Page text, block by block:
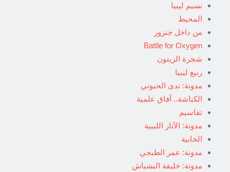
نسيم ليبيا
المحيط
من داخل جنزور
Battle for Oxygen
شجرة الزيتون
ربيع ليبيا
مدونة: ندى الحبوني
الكناشة.. آفاق علمية
تقاسيم
مدونة: الآثار الليبية
الخابية
مدونة: عمر الطبجي
مدونة: خليفة البشباش